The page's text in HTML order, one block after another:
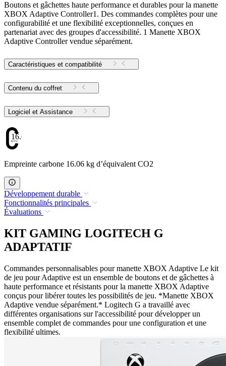
Boutons et gâchettes haute performance et durables pour la manette
XBOX Adaptive Controller1. Des commandes complètes pour une
configurabilité et une flexibilité exceptionnelles, conçues en
partenariat avec des groupes d'accessibilité. 1 Manette XBOX
Adaptive Controller vendue séparément.
Caractéristiques et compatibilité
Contenu du coffret
Logiciel et Assistance
16.06
Empreinte carbone 16.06 kg d’équivalent CO2
Développement durable
Fonctionnalités principales
Évaluations
KIT GAMING LOGITECH G
ADAPTATIF
Commandes personnalisables pour manette XBOX Adaptive Le kit
de jeu pour Adaptive est un ensemble de boutons et de gâchettes à
haute performance et résistants pour la manette XBOX Adaptive
conçus pour libérer toutes les possibilités de jeu. *Manette XBOX
Adaptive vendue séparément.* Logitech G a travaillé avec
différentes organisations sur l'accessibilité pour développer un
ensemble complet de commandes pour une configuration et une
flexibilité ultimes.